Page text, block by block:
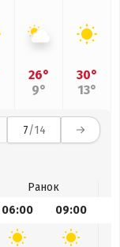
26°
9°
30°
13°
7/14
Ранок
06:00 09:00